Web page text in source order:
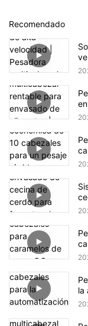
Recomendado
la